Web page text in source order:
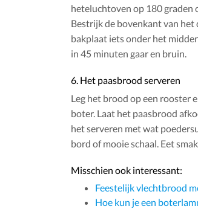
heteluchtoven op 180 graden
Bestrijk de bovenkant van het
bakplaat iets onder het
in 45 minuten gaar en bruin.
6. Het paasbrood serveren
Leg het brood op een rooster
boter. Laat het paasbrood
het serveren met wat
bord of mooie schaal. Eet
Misschien ook interessant:
Feestelijk vlechtbrood
Hoe kun je een